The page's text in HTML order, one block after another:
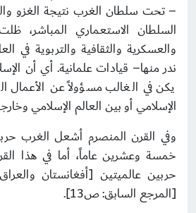
– تحت سلطان الغرب نتيجة الغزو
السلطان الاستعماري المباشر،
والعسكرية والثقافية والتربوية في
ندر منها– قيادات علمانية. أي أن
يكن في الغالب مسؤولاً عن الأعمال
الإسلامي أو بين العالم الإسلامي
وفي القرن المنصرم أشعل الغرب
خمسة وعشرين عاماً، أما في هذا
حربين عالميتين [أفغانستان
[المرجع السابق: ص13].